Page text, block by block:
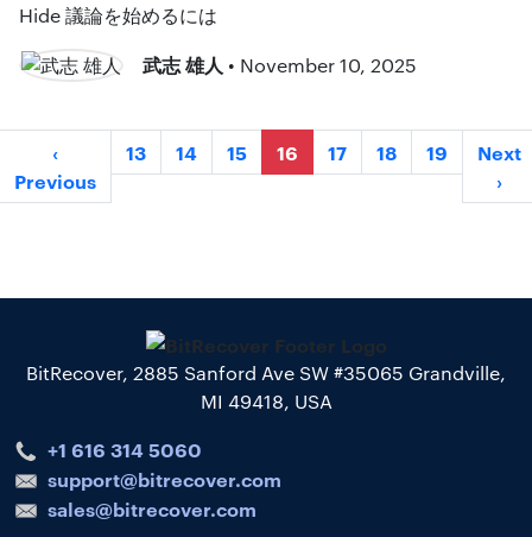
Hide 議論を始めるには
武志 雄人 • November 10, 2025
‹
Previous
13 14 15 16 17 18 19
Next
›
BitRecover, 2885 Sanford Ave SW #35065 Grandville,
MI 49418, USA
+1 616 314 5060
support@bitrecover.com
sales@bitrecover.com